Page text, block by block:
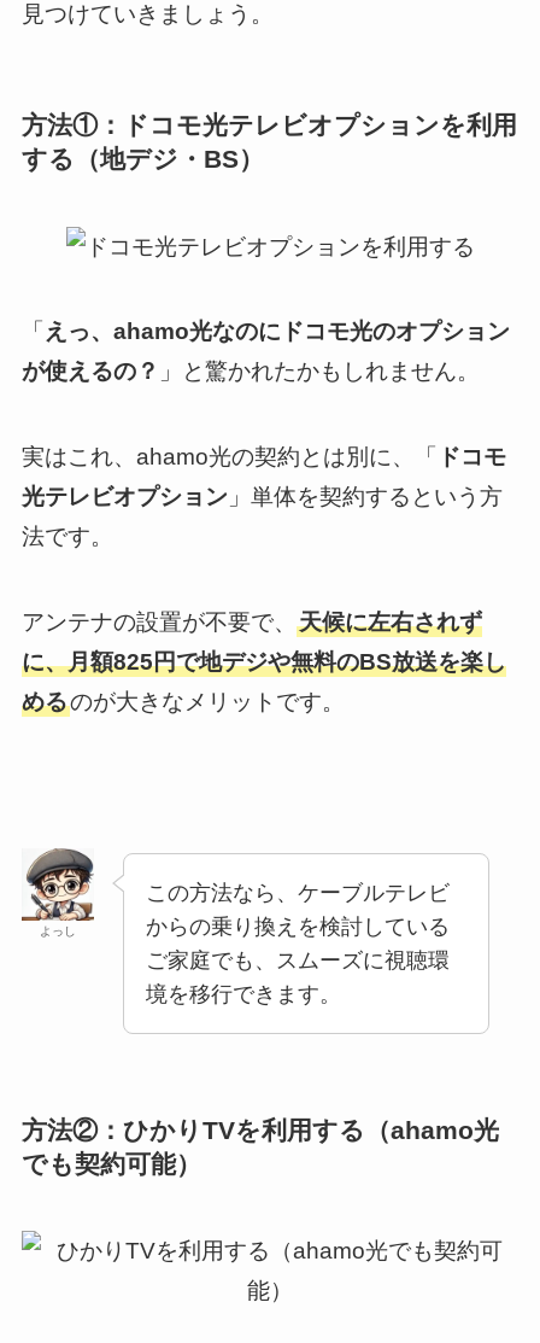
見つけていきましょう。
方法①：ドコモ光テレビオプションを利用
する（地デジ・BS）
「 えっ、ahamo光なのにドコモ光のオプション
が使えるの？ 」と驚かれたかもしれません。
実はこれ、ahamo光の契約とは別に、「
ドコモ
光テレビオプション 」単体を契約するという方
法です。
アンテナの設置が不要で、 天候に左右されず
に、月額825円で地デジや無料のBS放送を楽し
めるのが大きなメリットです。
よっし
この方法なら、ケーブルテレビ
からの乗り換えを検討している
ご家庭でも、スムーズに視聴環
境を移行できます。
方法②：ひかりTVを利用する（ahamo光
でも契約可能）